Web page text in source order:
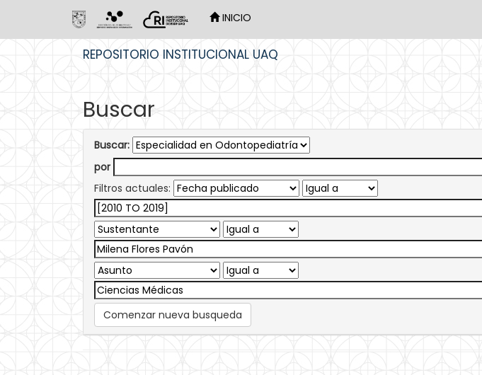
INICIO
REPOSITORIO INSTITUCIONAL UAQ
Buscar
Buscar:
por
Filtros actuales:
Comenzar nueva busqueda